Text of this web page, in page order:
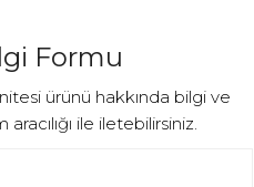
Formu
ürünü hakkında bilgi ve
ile iletebilirsiniz.